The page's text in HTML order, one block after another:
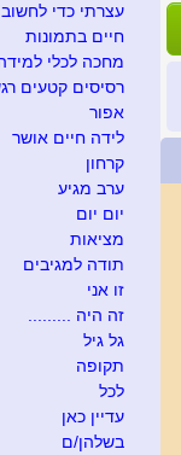
עצרתי כדי לחשוב
חיים בתמונות
מחכה לכלי
רסיסים קטעים
אפור
לידה חיים אושר
קרחון
ערב מגיע
יום יום
מציאות
תודה למגיבים
זו אני
זה היה .........
גל גיל
תקופה
לכל
עדיין כאן
בשלהן/ם